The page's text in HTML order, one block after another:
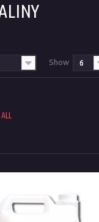
Show 6